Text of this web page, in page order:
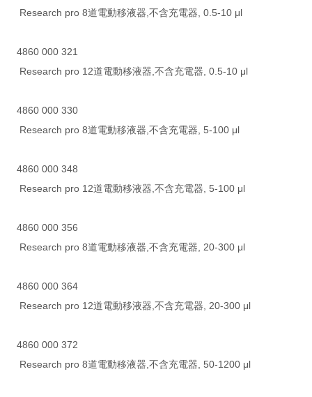
Research pro 8道電動移液器,不含充電器, 0.5-10 μl
4860 000 321
Research pro 12道電動移液器,不含充電器, 0.5-10 μl
4860 000 330
Research pro 8道電動移液器,不含充電器, 5-100 μl
4860 000 348
Research pro 12道電動移液器,不含充電器, 5-100 μl
4860 000 356
Research pro 8道電動移液器,不含充電器, 20-300 μl
4860 000 364
Research pro 12道電動移液器,不含充電器, 20-300 μl
4860 000 372
Research pro 8道電動移液器,不含充電器, 50-1200 μl